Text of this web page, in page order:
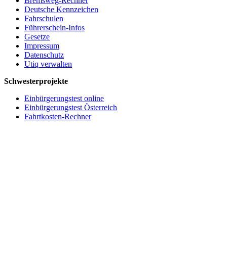
Deutsche Kennzeichen
Fahrschulen
Führerschein-Infos
Gesetze
Impressum
Datenschutz
Utiq verwalten
Schwesterprojekte
Einbürgerungstest online
Einbürgerungstest Österreich
Fahrtkosten-Rechner